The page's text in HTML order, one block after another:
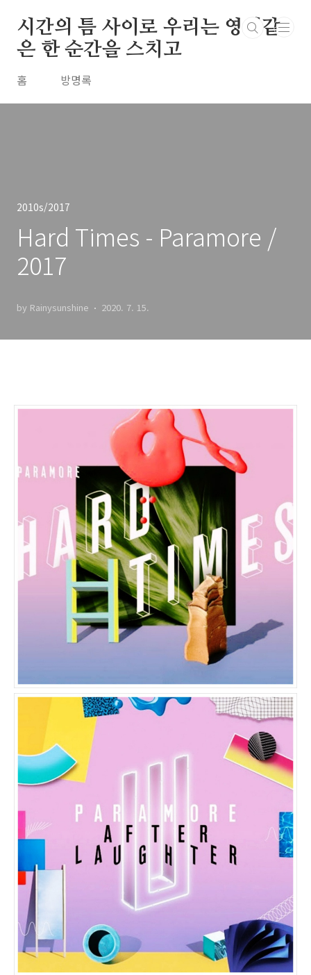
시간의 틈 사이로 우리는 영원같
은 한 순간을 스치고
홈 방명록
2010s/2017
Hard Times - Paramore /
2017
by Rainysunshine 2020. 7. 15.